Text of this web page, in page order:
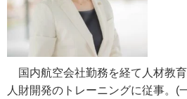
国内航空会社勤務を経て人材教
人財開発のトレーニングに従事。 (